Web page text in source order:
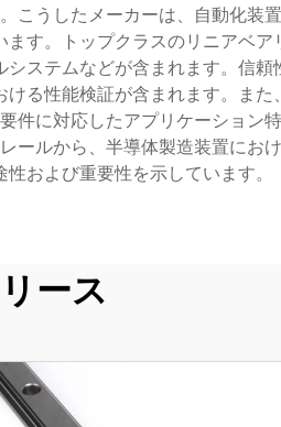
こうしたメーカーは、自動化装
す。トップクラスのリニアベア
ステムなどが含まれます。信
る性能検証が含まれます。ま
に対応したアプリケーション
ルから、半導体製造装置にお
および重要性を示しています。
ース